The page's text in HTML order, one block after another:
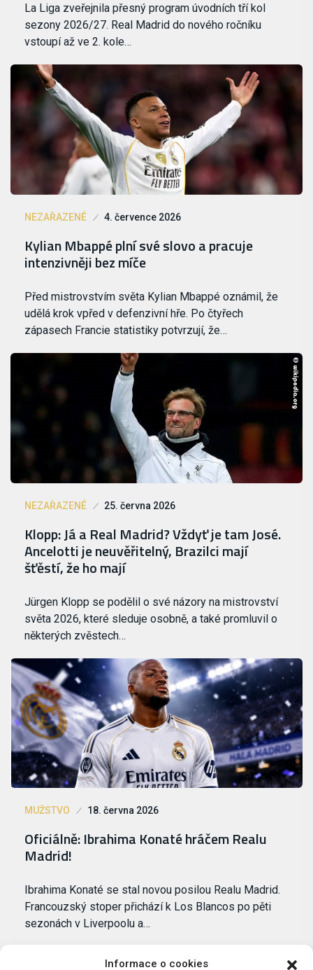
Informace o cookies
La Liga zveřejnila přesný program úvodních tří kol
sezony 2026/27. Real Madrid do nového ročníku
vstoupí až ve 2. kole…
NEZAŘAZENÉ 4. července 2026
Kylian Mbappé plní své slovo a pracuje
intenzivněji bez míče
Před mistrovstvím světa Kylian Mbappé oznámil, že
udělá krok vpřed v defenzivní hře. Po čtyřech
zápasech Francie statistiky potvrzují, že…
NEZAŘAZENÉ 25. června 2026
Klopp: Já a Real Madrid? Vždyť je tam José.
Ancelotti je neuvěřitelný, Brazilci mají
šťěstí, že ho mají
Jürgen Klopp se podělil o své názory na mistrovství
světa 2026, které sleduje osobně, a také promluvil o
některých zvěstech…
MUŽSTVO 18. června 2026
Oficiálně: Ibrahima Konaté hráčem Realu
Madrid!
Ibrahima Konaté se stal novou posilou Realu Madrid.
Francouzský stoper přichází k Los Blancos po pěti
sezonách v Liverpoolu a…